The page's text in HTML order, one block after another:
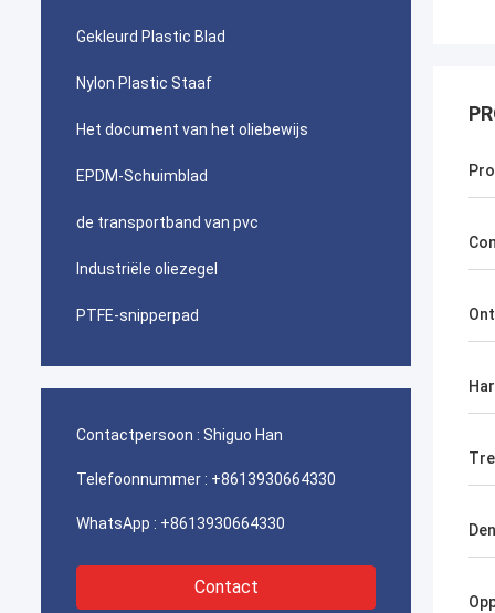
Gekleurd Plastic Blad
Nylon Plastic Staaf
Het document van het oliebewijs
EPDM-Schuimblad
de transportband van pvc
Industriële oliezegel
PTFE-snipperpad
Contactpersoon : Shiguo Han
Telefoonnummer : +8613930664330
WhatsApp : +8613930664330
Contact